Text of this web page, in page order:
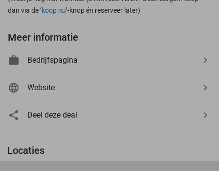
dan via de ‘koop nu’-knop én reserveer later)
Meer informatie
Bedrijfspagina
Website
Deel deze deal
Locaties